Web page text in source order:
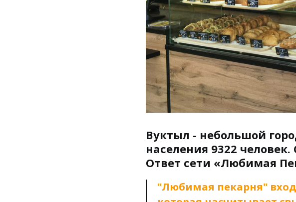
Вуктыл - небольшой
населения 9322
Ответ сети «Любимая
"Любимая пекарня"